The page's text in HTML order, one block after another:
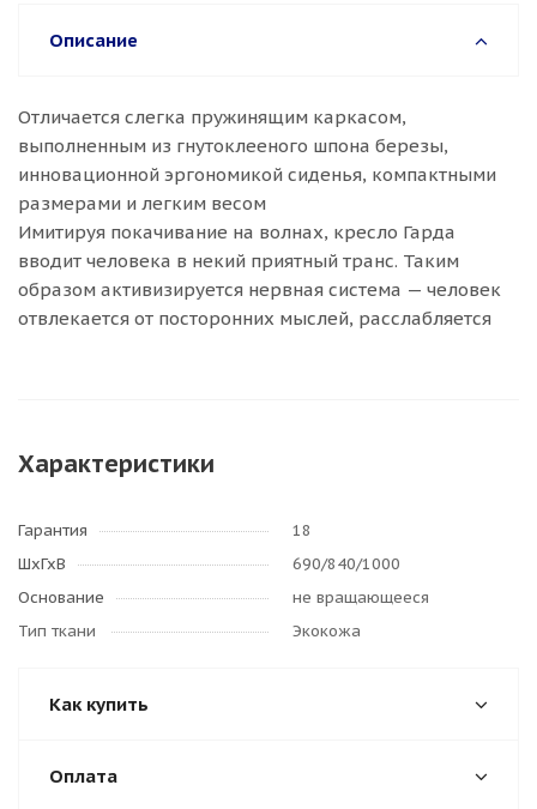
Описание
Отличается слегка пружинящим каркасом,
выполненным из гнутоклееного шпона березы,
инновационной эргономикой сиденья, компактными
размерами и легким весом
Имитируя покачивание на волнах, кресло Гарда
вводит человека в некий приятный транс. Таким
образом активизируется нервная система — человек
отвлекается от посторонних мыслей, расслабляется
Характеристики
Гарантия
18
ШхГхВ
690/840/1000
Основание
не вращающееся
Тип ткани
Экокожа
Как купить
Оплата